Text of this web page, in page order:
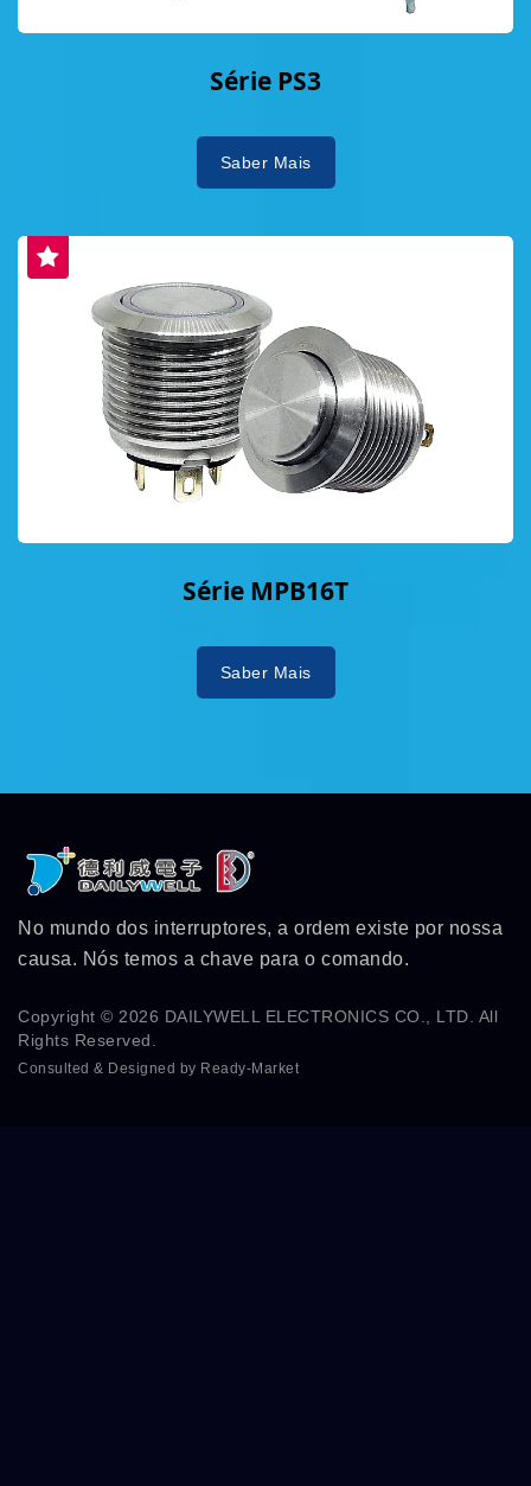
Série PS3
Saber Mais
Série MPB16T
Saber Mais
No mundo dos interruptores, a ordem existe por nossa
causa. Nós temos a chave para o comando.
Copyright © 2026 DAILYWELL ELECTRONICS CO., LTD. All
Rights Reserved.
Consulted & Designed by Ready-Market